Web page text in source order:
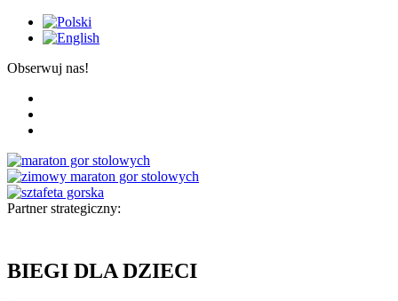
Obserwuj nas!
Partner strategiczny:
BIEGI DLA DZIECI